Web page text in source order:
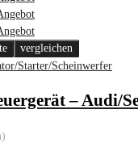
vergleichen
Starter/Scheinwerfer
– Audi/